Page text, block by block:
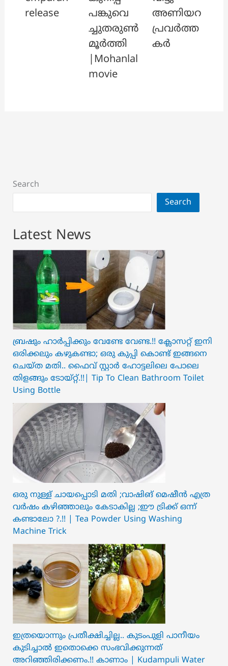
release
പങ്കുവെ
ച്ചുതരുൺ
മൂർത്തി
|Mohanlal
movie
അണിയറ
പ്രവർത്ത
കർ
Search
Search
Latest News
ബ്രഷും ഹാർപ്പിക്കും വേണ്ടേ വേണ്ട.!! ക്ലോസറ്റ് ഇനി
ഒരിക്കലും കഴുകണ്ടാ; ഒരു കുപ്പി കൊണ്ട് ഇങ്ങനെ
ചെയ്ത മതി.. ഫൈവ് സ്റ്റാർ ഹോട്ടലിലെ പോലെ
തിളങ്ങും ടോയ്റ്റ്.!!| Tip To Clean Bathroom Toilet
Using Bottle
ഒരു നുള്ള് ചായപ്പൊടി മതി ;വാഷിങ് മെഷീൻ എത്ര
വർഷം കഴിഞ്ഞാലും കേടാകില്ല ;ഈ ട്രിക്ക് ഒന്ന്
കണ്ടാലോ ?.!! | Tea Powder Using Washing
Machine Trick
ഇത്രയൊന്നും പ്രതീക്ഷിച്ചില്ല.. ക‍ു‌ടംപുളി പാനീയം
കുടിച്ചാൽ ഇതൊക്കെ സംഭവിക്കുന്നത്
അറിഞ്ഞിരിക്കണം.!! കാണാം | Kudampuli Water